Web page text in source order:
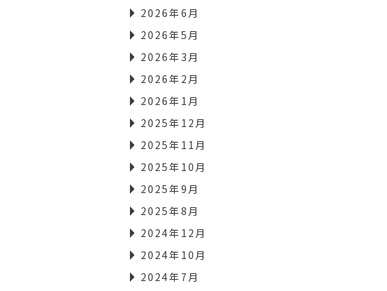
2026年6月
2026年5月
2026年3月
2026年2月
2026年1月
2025年12月
2025年11月
2025年10月
2025年9月
2025年8月
2024年12月
2024年10月
2024年7月